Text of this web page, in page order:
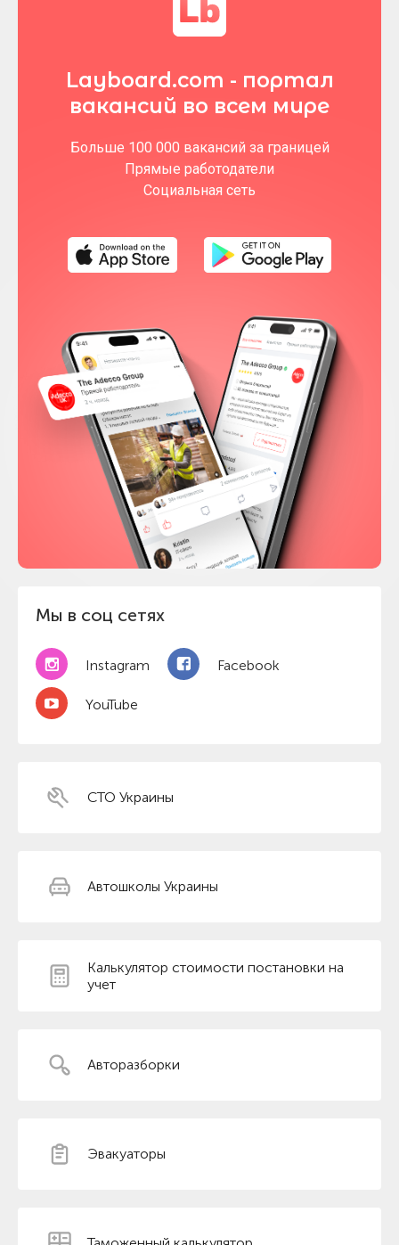
Мы в соц сетях
Instagram Facebook
YouTube
Layboard.com - портал
вакансий во всем мире
Больше 100 000 вакансий за границей
Прямые работодатели
Социальная сеть
СТО Украины
Автошколы Украины
Калькулятор стоимости постановки на
учет
Авторазборки
Эвакуаторы